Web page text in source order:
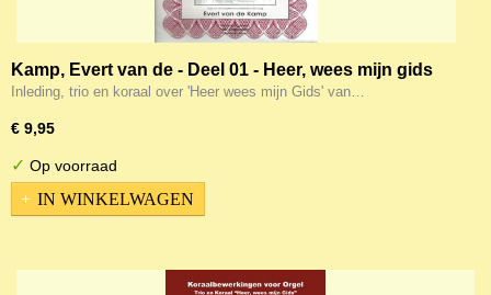
Kamp, Evert van de - Deel 01 - Heer, wees mijn gids
Inleding, trio en koraal over 'Heer wees mijn Gids' van…
€ 9,95
✓ Op voorraad
IN WINKELWAGEN